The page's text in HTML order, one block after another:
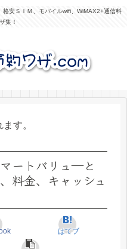
安ＳＩＭ、モバイルwifi、WiMAX2+通信料
集！
す。
ートバリュ―と
料金、キャッシュ
はてブ